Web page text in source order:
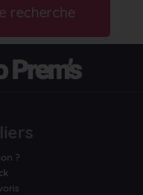
recherche
?